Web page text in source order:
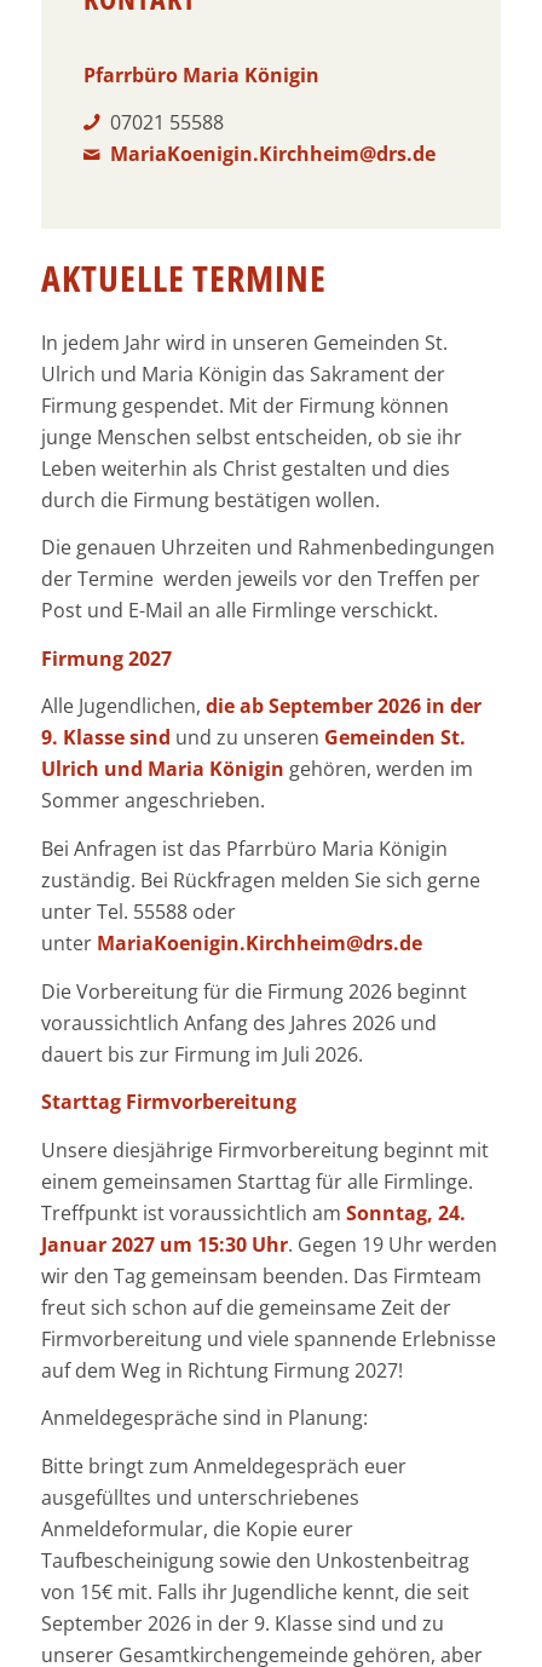
Pfarrbüro Maria Königin
07021 55588
MariaKoenigin.Kirchheim@drs.de
AKTUELLE TERMINE
In jedem Jahr wird in unseren Gemeinden St.
Ulrich und Maria Königin das Sakrament der
Firmung gespendet. Mit der Firmung können
junge Menschen selbst entscheiden, ob sie ihr
Leben weiterhin als Christ gestalten und dies
durch die Firmung bestätigen wollen.
Die genauen Uhrzeiten und Rahmenbedingungen
der Termine werden jeweils vor den Treffen per
Post und E-Mail an alle Firmlinge verschickt.
Firmung 2027
Alle Jugendlichen, die ab September 2026 in der
9. Klasse sind und zu unseren Gemeinden St.
Ulrich und Maria Königin gehören, werden im
Sommer angeschrieben.
Bei Anfragen ist das Pfarrbüro Maria Königin
zuständig. Bei Rückfragen melden Sie sich gerne
unter Tel. 55588 oder
unter MariaKoenigin.Kirchheim@drs.de
Die Vorbereitung für die Firmung 2026 beginnt
voraussichtlich Anfang des Jahres 2026 und
dauert bis zur Firmung im Juli 2026.
Starttag Firmvorbereitung
Unsere diesjährige Firmvorbereitung beginnt mit
einem gemeinsamen Starttag für alle Firmlinge.
Treffpunkt ist voraussichtlich am Sonntag, 24.
Januar 2027 um 15:30 Uhr. Gegen 19 Uhr werden
wir den Tag gemeinsam beenden. Das Firmteam
freut sich schon auf die gemeinsame Zeit der
Firmvorbereitung und viele spannende Erlebnisse
auf dem Weg in Richtung Firmung 2027!
Anmeldegespräche sind in Planung:
Bitte bringt zum Anmeldegespräch euer
ausgefülltes und unterschriebenes
Anmeldeformular, die Kopie eurer
Taufbescheinigung sowie den Unkostenbeitrag
von 15€ mit. Falls ihr Jugendliche kennt, die seit
September 2026 in der 9. Klasse sind und zu
unserer Gesamtkirchengemeinde gehören, aber